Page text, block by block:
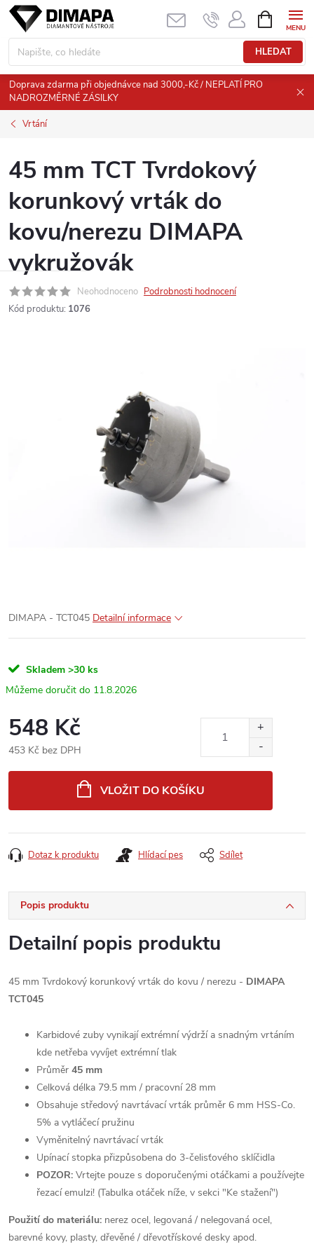
Přejít
obsah
HLEDAT
NÁKUPNÍ
KOŠÍK
Doprava zdarma při objednávce nad 3000,-Kč / NEPLATÍ PRO
NADROZMĚRNÉ ZÁSILKY
Vrtání
45 mm TCT Tvrdokový
korunkový vrták do
kovu/nerezu DIMAPA
vykružovák
Neohodnoceno Podrobnosti hodnocení
Kód produktu: 1076
DIMAPA - TCT045 Detailní informace
Skladem >30 ks
11.8.2026
548 Kč
453 Kč bez DPH
VLOŽIT DO KOŠÍKU
Dotaz k produktu Hlídací pes Sdílet
Popis produktu
Detailní popis produktu
45 mm Tvrdokový korunkový vrták do kovu / nerezu - DIMAPA
TCT045
Karbidové zuby vynikají extrémní výdrží a snadným vrtáním
kde netřeba vyvíjet extrémní tlak
Průměr 45 mm
Celková délka 79.5 mm / pracovní 28 mm
Obsahuje středový navrtávací vrták průměr 6 mm HSS-Co.
5% a vytláčecí pružinu
Vyměnitelný navrtávací vrták
Upínací stopka přizpůsobena do 3-čelisťového sklíčidla
POZOR: Vrtejte pouze s doporučenými otáčkami a používejte
řezací emulzi! (Tabulka otáček níže, v sekci "Ke stažení")
Použití do materiálu: nerez ocel, legovaná / nelegovaná ocel,
barevné kovy, plasty, dřevěné / dřevotřískové desky apod.